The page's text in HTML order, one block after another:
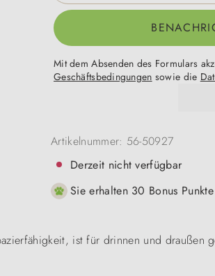
Mit dem Absenden des Formulars
Geschäftsbedingungen sowie die
Artikelnummer: 56-50927
Derzeit nicht verfügbar
Sie erhalten 30 Bonus
ist für drinnen und draußen